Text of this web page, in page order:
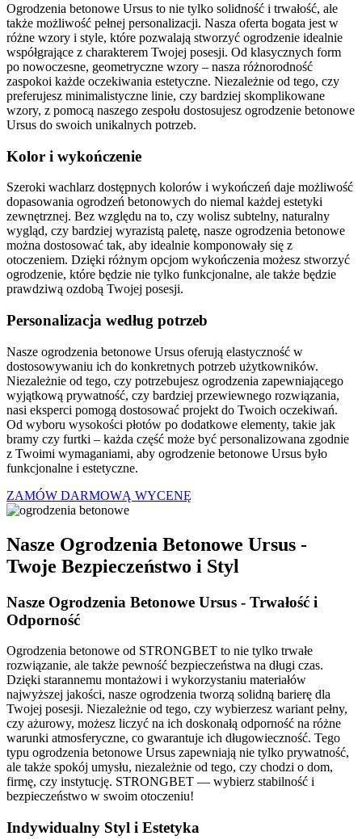
Ogrodzenia betonowe Ursus to nie tylko solidność i trwałość, ale
także możliwość pełnej personalizacji. Nasza oferta bogata jest w
różne wzory i style, które pozwalają stworzyć ogrodzenie idealnie
współgrające z charakterem Twojej posesji. Od klasycznych form
po nowoczesne, geometryczne wzory – nasza różnorodność
zaspokoi każde oczekiwania estetyczne. Niezależnie od tego, czy
preferujesz minimalistyczne linie, czy bardziej skomplikowane
wzory, z pomocą naszego zespołu dostosujesz ogrodzenie betonowe
Ursus do swoich unikalnych potrzeb.
Kolor i wykończenie
Szeroki wachlarz dostępnych kolorów i wykończeń daje możliwość
dopasowania ogrodzeń betonowych do niemal każdej estetyki
zewnętrznej. Bez względu na to, czy wolisz subtelny, naturalny
wygląd, czy bardziej wyrazistą paletę, nasze ogrodzenia betonowe
można dostosować tak, aby idealnie komponowały się z
otoczeniem. Dzięki różnym opcjom wykończenia możesz stworzyć
ogrodzenie, które będzie nie tylko funkcjonalne, ale także będzie
prawdziwą ozdobą Twojej posesji.
Personalizacja według potrzeb
Nasze ogrodzenia betonowe Ursus oferują elastyczność w
dostosowywaniu ich do konkretnych potrzeb użytkowników.
Niezależnie od tego, czy potrzebujesz ogrodzenia zapewniającego
wyjątkową prywatność, czy bardziej przewiewnego rozwiązania,
nasi eksperci pomogą dostosować projekt do Twoich oczekiwań.
Od wyboru wysokości płotów po dodatkowe elementy, takie jak
bramy czy furtki – każda część może być personalizowana zgodnie
z Twoimi wymaganiami, aby ogrodzenie betonowe Ursus było
funkcjonalne i estetyczne.
ZAMÓW DARMOWĄ WYCENĘ
Nasze Ogrodzenia Betonowe Ursus -
Twoje Bezpieczeństwo i Styl
Nasze Ogrodzenia Betonowe Ursus - Trwałość i
Odporność
Ogrodzenia betonowe od STRONGBET to nie tylko trwałe
rozwiązanie, ale także pewność bezpieczeństwa na długi czas.
Dzięki starannemu montażowi i wykorzystaniu materiałów
najwyższej jakości, nasze ogrodzenia tworzą solidną barierę dla
Twojej posesji. Niezależnie od tego, czy wybierzesz wariant pełny,
czy ażurowy, możesz liczyć na ich doskonałą odporność na różne
warunki atmosferyczne, co gwarantuje ich długowieczność. Tego
typu ogrodzenia betonowe Ursus zapewniają nie tylko prywatność,
ale także spokój umysłu, niezależnie od tego, czy chodzi o dom,
firmę, czy instytucję. STRONGBET — wybierz stabilność i
bezpieczeństwo w swoim otoczeniu!
Indywidualny Styl i Estetyka